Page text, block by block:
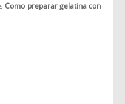
Como preparar gelatina con